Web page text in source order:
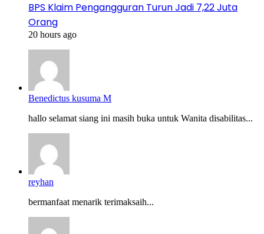
BPS Klaim Pengangguran Turun Jadi 7,22 Juta
Orang
20 hours ago
Benedictus kusuma M
hallo selamat siang ini masih buka untuk Wanita disabilitas...
reyhan
bermanfaat menarik terimaksaih...